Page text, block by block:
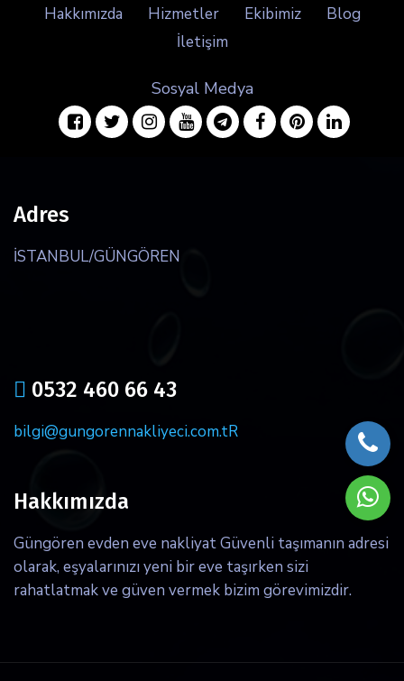
Hakkımızda Hizmetler Ekibimiz
Blog
İletişim
Sosyal Medya
facebook
twitterinstagram
youtubetelegramfacebookpinterestlinkedin
Adres
İSTANBUL/GÜNGÖREN
icon
0532 460 66 43
bilgi@gungorennakliyeci.com.tR
Hakkımızda
Güngören evden eve nakliyat Güvenli taşımanın adresi
olarak, eşyalarınızı yeni bir eve taşırken sizi
rahatlatmak ve güven vermek bizim görevimizdir.